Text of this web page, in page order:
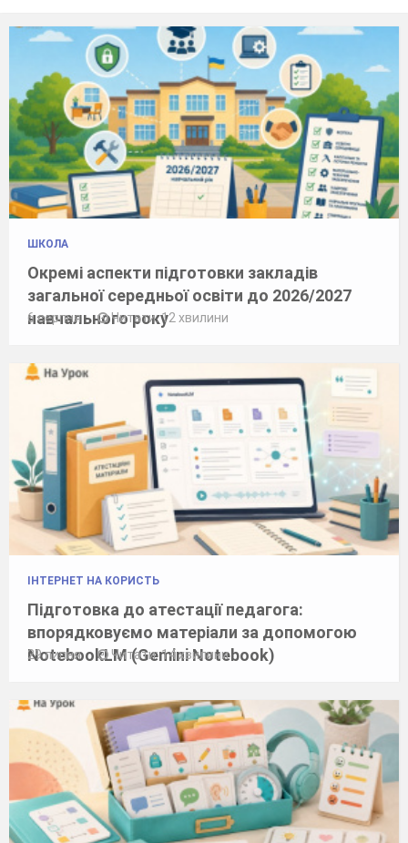
ШКОЛА
Окремі аспекти підготовки закладів
загальної середньої освіти до 2026/2027
навчального року
6 серпня Читати: 12 хвилини
ІНТЕРНЕТ НА КОРИСТЬ
Підготовка до атестації педагога:
впорядковуємо матеріали за допомогою
NotebookLM (Gemini Notebook)
29 липня Читати: 14 хвилини